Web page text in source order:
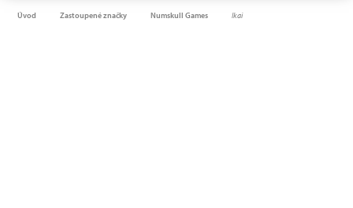
Úvod Zastoupené značky Numskull Games Ikai